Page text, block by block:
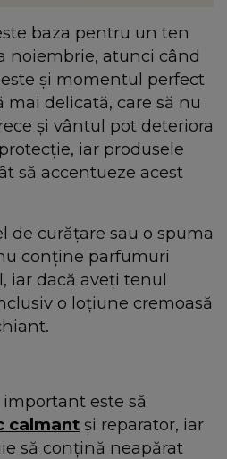
baza pentru un ten
noiembrie, atunci când
și momentul perfect
mai delicată, care să nu
și vântul pot deteriora
iar produsele
să accentueze acest
de curățare sau o spuma
conține parfumuri
iar dacă aveți tenul
o loțiune cremoasă
este să
calmant și reparator, iar
să conțină neapărat